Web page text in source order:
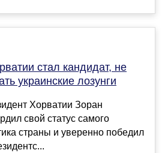
стал кандидат, не
украинские лозунги
Хорватии Зоран
свой статус самого
страны и уверенно победил